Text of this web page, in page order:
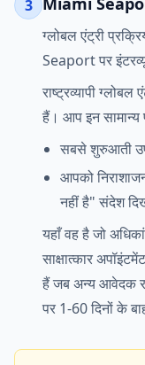
3
ग्लोबल एंट्री
Seaport पर
राष्ट्रव्यापी
हैं। आप इन सामान्य
सबसे शुरुआती
आपको
नहीं है" संदेश
यहाँ वह है जो
साक्षात्कार
हैं जब अन्य आवेदक
पर 1-60 दिनों के